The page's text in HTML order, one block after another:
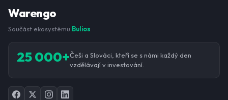
Warengo
Součást ekosystému Bulios
25 000+Češi a Slováci, kteří se s námi každý den
vzdělávají v investování.